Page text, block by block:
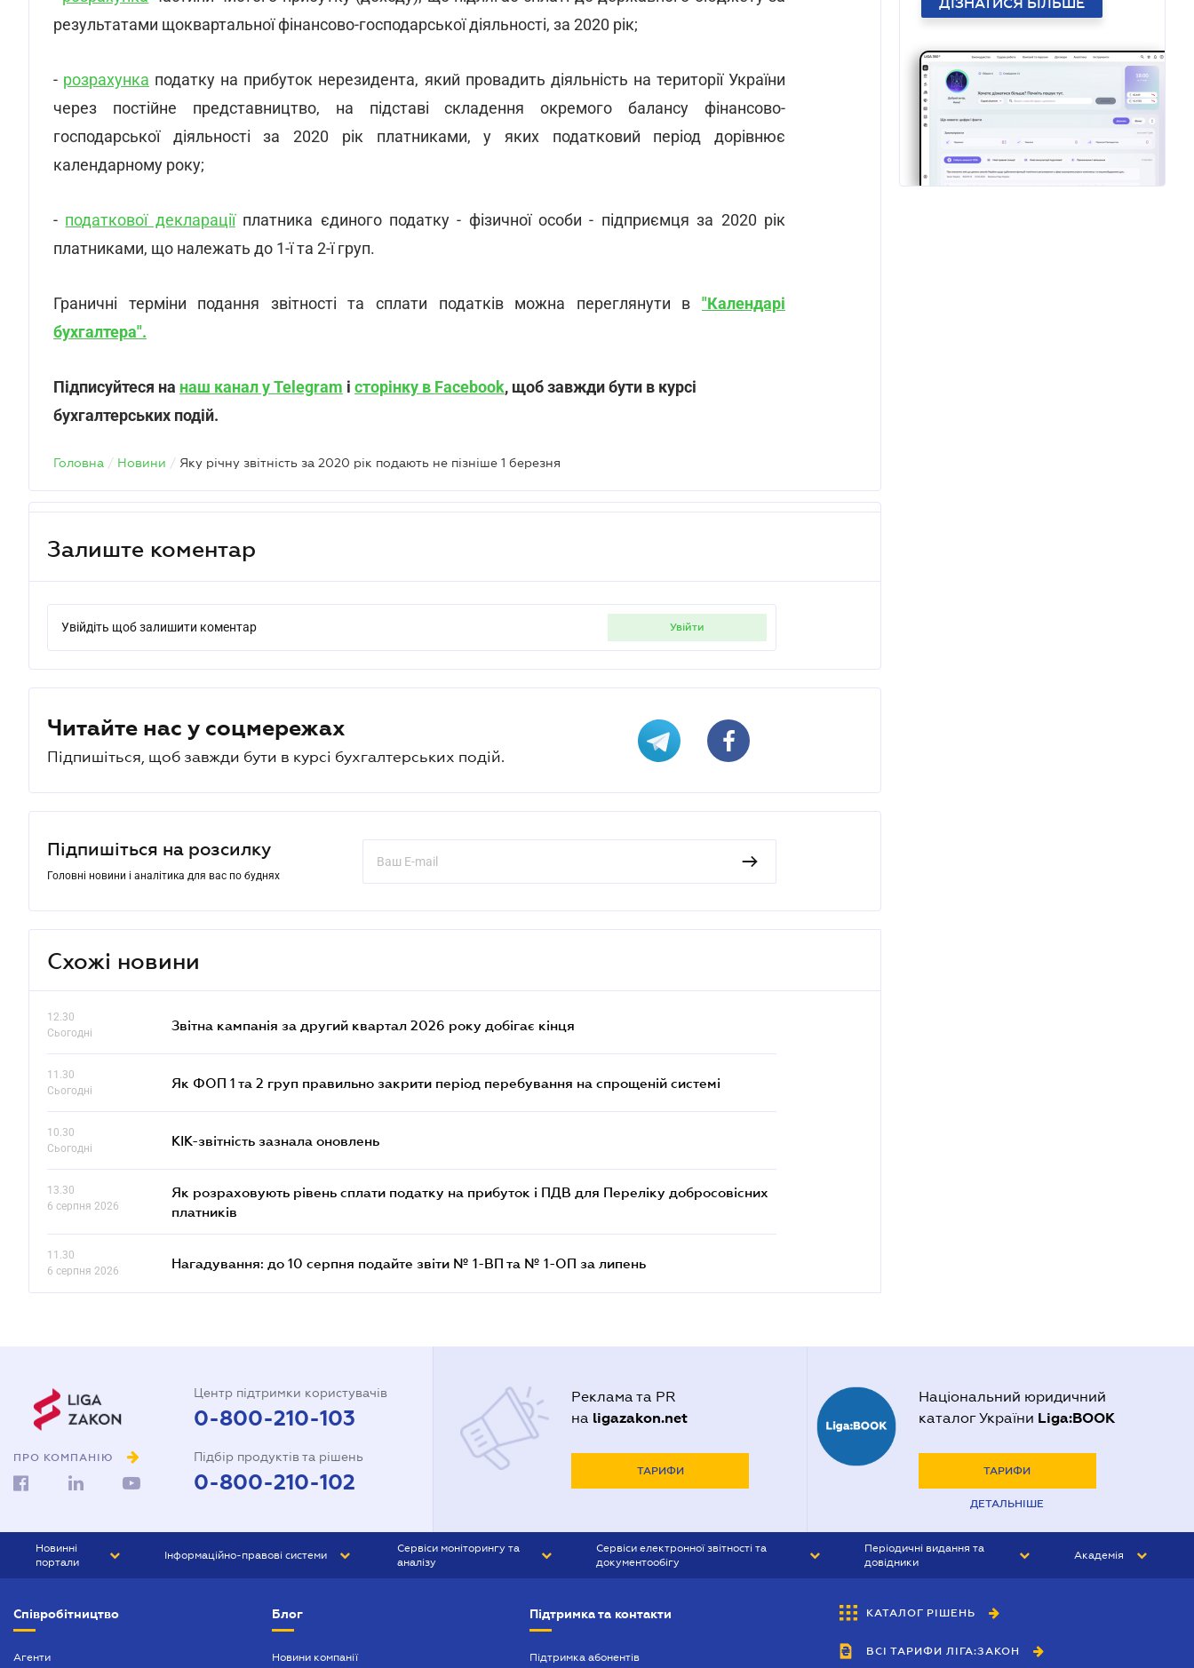
результатами щоквартальної фінансово-господарської діяльності, за 2020 рік;
- розрахунка податку на прибуток нерезидента, який провадить діяльність на території України
через постійне представництво, на підставі складення окремого балансу фінансово-
господарської діяльності за 2020 рік платниками, у яких податковий період дорівнює
календарному року;
- податкової деклараціїплатника єдиного податку - фізичної особи - підприємця за 2020 рік
платниками, що належать до 1-ї та 2-ї груп.
Граничні терміни подання звітності та сплати податків можна переглянути в "Календарі
бухгалтера".
Підписуйтеся на наш канал у Telegram і сторінку в Facebook, щоб завжди бути в курсі
бухгалтерських подій.
Головна / Новини / Яку річну звітність за 2020 рік подають не пізніше 1 березня
Залиште коментар
Увійдіть щоб залишити коментар увійти
Читайте нас у соцмережах
Підпишіться, щоб завжди бути в курсі бухгалтерських подій.
Підпишіться на розсилку
Головні новини і аналітика для вас по буднях
Схожі новини
12.30
Сьогодні
Звітна кампанія за другий квартал 2026 року добігає кінця
11.30
Сьогодні
Як ФОП 1 та 2 груп правильно закрити період перебування на спрощеній системі
10.30
Сьогодні
КІК-звітність зазнала оновлень
13.30
6 серпня 2026
Як розраховують рівень сплати податку на прибуток і ПДВ для Переліку добросовісних
платників
11.30
6 серпня 2026
Нагадування: до 10 серпня подайте звіти № 1-ВП та № 1-ОП за липень
ДІЗНАТИСЯ БІЛЬШЕ
ПРО КОМПАНІЮ
Центр підтримки користувачів
0-800-210-103
Підбір продуктів та рішень
0-800-210-102
Реклама та PR
на ligazakon.net
ТАРИФИ
Національний юридичний
каталог України Liga:BOOK
ТАРИФИ
ДЕТАЛЬНІШЕ
Новинні
портали
БІЗНЕС
Інформаційно-правові системи
Сервіси моніторингу та
аналізу
Сервіси електронної звітності та
документообігу
Періодичні видання та
довідники
БУХГАЛТЕР&ЗАКОН
ВІСНИК МСФЗ
Академія
Співробітництво
Агенти
Блог
Новини компанії
Підтримка та контакти
Підтримка абонентів
КАТАЛОГ РІШЕНЬ
ВСІ ТАРИФИ ЛІГА:ЗАКОН